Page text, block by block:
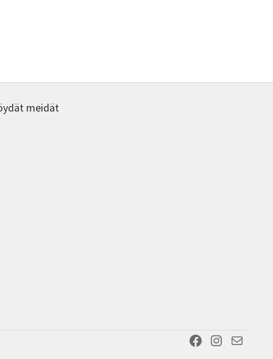
meidät
Facebook Instagram Sähköposti